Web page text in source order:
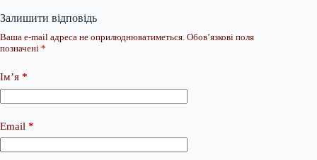
Залишити відповідь
Ваша e-mail адреса не оприлюднюватиметься. Обов’язкові поля
позначені *
Ім’я *
Email *